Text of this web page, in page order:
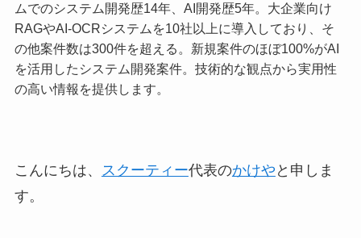
ムでのシステム開発歴14年、AI開発歴5年。大企業向け
RAGやAI-OCRシステムを10社以上に導入しており、そ
の他案件数は300件を超える。新規案件のほぼ100%がAI
を活用したシステム開発案件。技術的な観点から実用性
の高い情報を提供します。
こんにちは、 スクーティー代表のかけや と申しま
す。